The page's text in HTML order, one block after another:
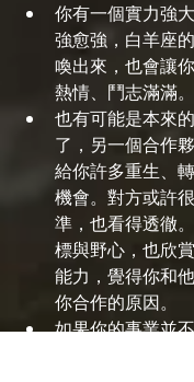
你有一個實力強
強愈強，白羊座
喚出來，也會讓
熱情、鬥志滿滿。
也有可能是本來
了，另一個合作
給你許多重生、
機會。對方或許
準，也看得透徹
標與野心，也欣
能力，覺得你和
你合作的原因。
如果你的事業並